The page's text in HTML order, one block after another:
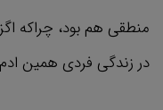
منطقی هم بود، چراکه
در زندگی فردی‌ همین